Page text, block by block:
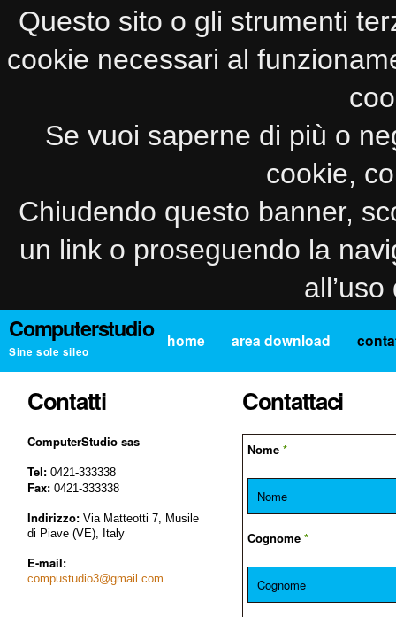
Questo sito o gli strumenti
cookie necessari al
Se vuoi saperne di più o
cookie,
Chiudendo questo banner,
un link o proseguendo la
Computerstudio
Sine sole sileo
home area download
Contatti
ComputerStudio sas
Tel: 0421-333338
Fax: 0421-333338
Indirizzo: Via Matteotti 7, Musile
di Piave (VE), Italy
E-mail:
compustudio3@gmail.com
Contattaci
Nome *
Cognome *